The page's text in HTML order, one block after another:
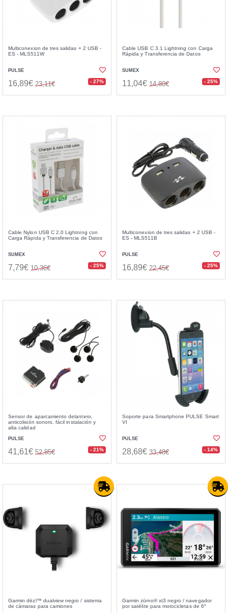
Multiconexion de tres salidas + 2 USB -
ES - MLS511W
PULSE
16,89€ 23,11€ - 27%
Cable USB C 3.1 Lightning con Carga
Rápida y Transferencia de Datos
SUMEX
11,04€ 14,80€ - 25%
Cable Nylon USB C 2.0 Lightning con
Carga Rápida y Transferencia de Datos
SUMEX
7,79€ 10,36€ - 25%
Multiconexion de tres salidas + 2 USB -
ES - MLS511B
PULSE
16,89€ 22,45€ - 25%
Sensor de aparcamiento delantero,
anticolisión sonoro, fácil instalación y
alta calidad
PULSE
41,61€ 52,85€ - 21%
Soporte para Smartphone PULSE Smart
VI
PULSE
28,68€ 33,48€ - 14%
Garmin dēzl™ dualview negro / sistema
de cámaras para camiones
Garmin zūmo® xt3 negro / navegador
por satélite para motocicletas de 6″